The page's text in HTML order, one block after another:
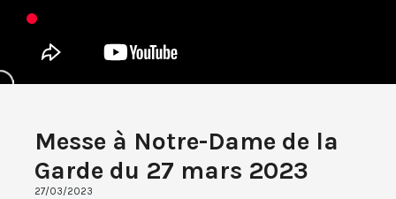
Messe à Notre-Dame de la
Garde du 27 mars 2023
27/03/2023